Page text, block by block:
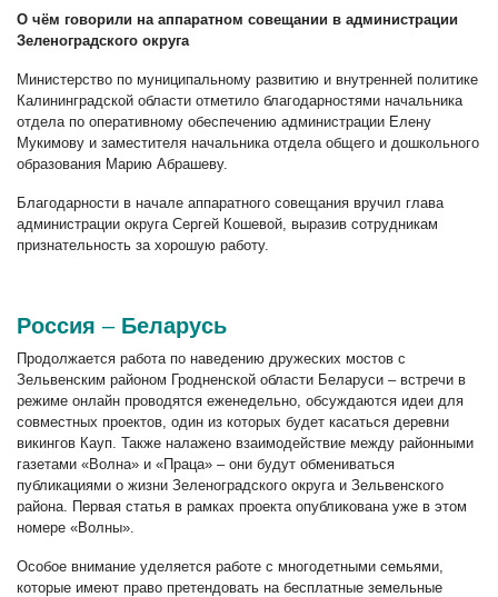
О чём говорили на аппаратном совещании в администрации
Зеленоградского округа
Министерство по муниципальному развитию и внутренней политике
Калининградской области отметило благодарностями начальника
отдела по оперативному обеспечению администрации Елену
Мукимову и заместителя начальника отдела общего и дошкольного
образования Марию Абрашеву.
Благодарности в начале аппаратного совещания вручил глава
администрации округа Сергей Кошевой, выразив сотрудникам
признательность за хорошую работу.
Россия –Беларусь
Продолжается работа по наведению дружеских мостов с
Зельвенским районом Гродненской области Беларуси – встречи в
режиме онлайн проводятся еженедельно, обсуждаются идеи для
совместных проектов, один из которых будет касаться деревни
викингов Кауп. Также налажено взаимодействие между районными
газетами «Волна» и «Праца» – они будут обмениваться
публикациями о жизни Зеленоградского округа и Зельвенского
района. Первая статья в рамках проекта опубликована уже в этом
номере «Волны».
Особое внимание уделяется работе с многодетными семьями,
которые имеют право претендовать на бесплатные земельные